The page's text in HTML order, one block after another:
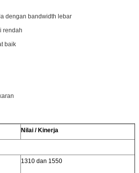
dengan bandwidth lebar
rendah
baik
Nilai / Kinerja
1310 dan 1550